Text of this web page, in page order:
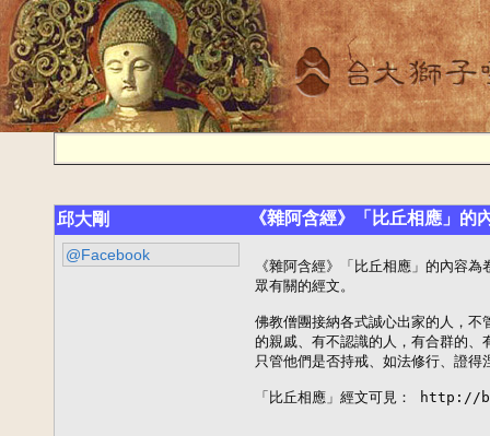
邱大剛 《雜阿含經》「比丘相應」的
@Facebook
《雜阿含經》「比丘相應」的內容
眾有關的經文。
佛教僧團接納各式誠心出家的人，
的親戚、有不認識的人，有合群的
只管他們是否持戒、如法修行、證得
「比丘相應」經文可見：